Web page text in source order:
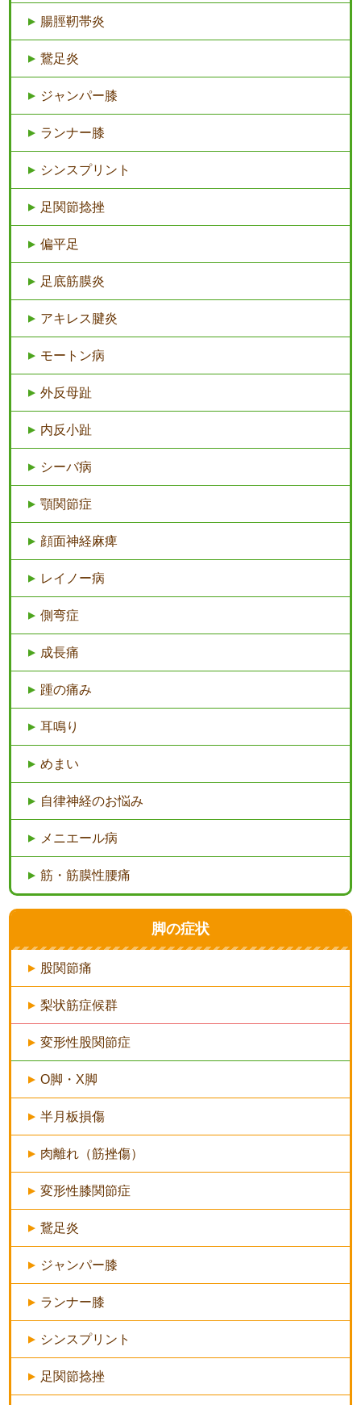
腸脛靭帯炎
鵞足炎
ジャンパー膝
ランナー膝
シンスプリント
足関節捻挫
偏平足
足底筋膜炎
アキレス腱炎
モートン病
外反母趾
内反小趾
シーバ病
顎関節症
顔面神経麻痺
レイノー病
側弯症
成長痛
踵の痛み
耳鳴り
めまい
自律神経のお悩み
メニエール病
筋・筋膜性腰痛
脚の症状
股関節痛
梨状筋症候群
変形性股関節症
O脚・X脚
半月板損傷
肉離れ（筋挫傷）
変形性膝関節症
鵞足炎
ジャンパー膝
ランナー膝
シンスプリント
足関節捻挫